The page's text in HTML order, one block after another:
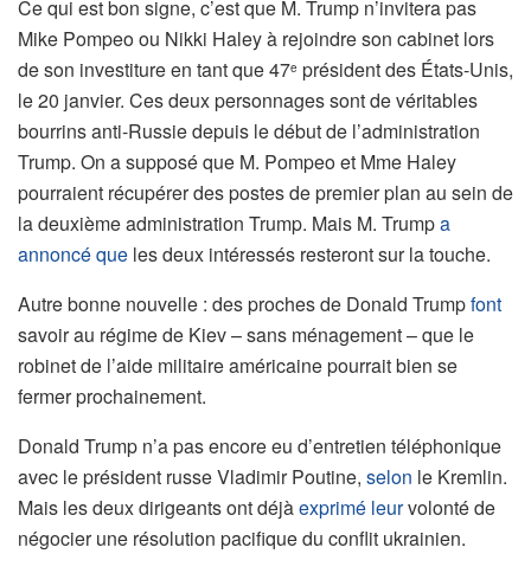
Ce qui est bon signe, c’est que M. Trump n’invitera pas
Mike Pompeo ou Nikki Haley à rejoindre son cabinet lors
de son investiture en tant que 47e président des États-Unis,
le 20 janvier. Ces deux personnages sont de véritables
bourrins anti-Russie depuis le début de l’administration
Trump. On a supposé que M. Pompeo et Mme Haley
pourraient récupérer des postes de premier plan au sein de
la deuxième administration Trump. Mais M. Trumpa
annoncé que les deux intéressés resteront sur la touche.
Autre bonne nouvelle : des proches de Donald Trumpfont
savoir au régime de Kiev – sans ménagement – que le
robinet de l’aide militaire américaine pourrait bien se
fermer prochainement.
Donald Trump n’a pas encore eu d’entretien téléphonique
avec le président russe Vladimir Poutine, selon le Kremlin.
Mais les deux dirigeants ont déjàexprimé leurvolonté de
négocier une résolution pacifique du conflit ukrainien.